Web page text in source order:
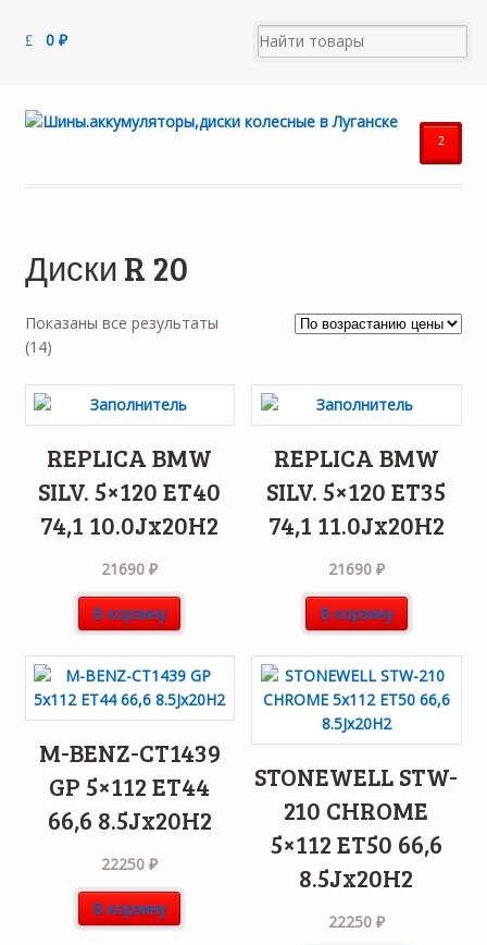
0₽
²
Диски R 20
Показаны все результаты
(14)Цены:
возрастанию
REPLICA BMW
SILV. 5×120 ET40
74,1 10.0Jx20H2
21690₽
В корзину
REPLICA BMW
SILV. 5×120 ET35
74,1 11.0Jx20H2
21690 ₽
В корзину
M-BENZ-CT1439
GP 5×112 ET44
66,6 8.5Jx20H2
22250₽
В корзину
STONEWELL STW-
210 CHROME
5×112 ET50 66,6
8.5Jx20H2
22250 ₽